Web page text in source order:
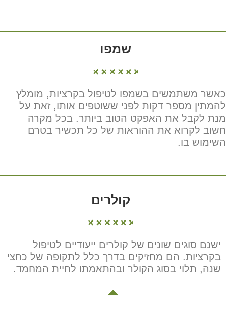
שמפו
כאשר משתמשים בשמפו לטיפול בקרציות, מומלץ
להמתין מספר דקות לפני ששוטפים אותו, זאת על
מנת לקבל את האפקט הטוב ביותר. בכל מקרה
חשוב לקרוא את ההוראות של כל תכשיר בטרם
השימוש בו.
קולרים
ישנם סוגים שונים של קולרים ייעודיים לטיפול
בקרציות. הם מחזיקים בדרך כלל לתקופה של כחצי
שנה, תלוי בסוג הקולר ובהתאמתו לחיית המחמד.